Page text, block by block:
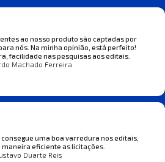
ao nosso produto são captadas por
nós. Na minha opinião, está perfeito!
facilidade nas pesquisas aos editais.
Machado Ferreira
uma boa varredura nos editais,
eficiente as licitações.
Duarte Reis